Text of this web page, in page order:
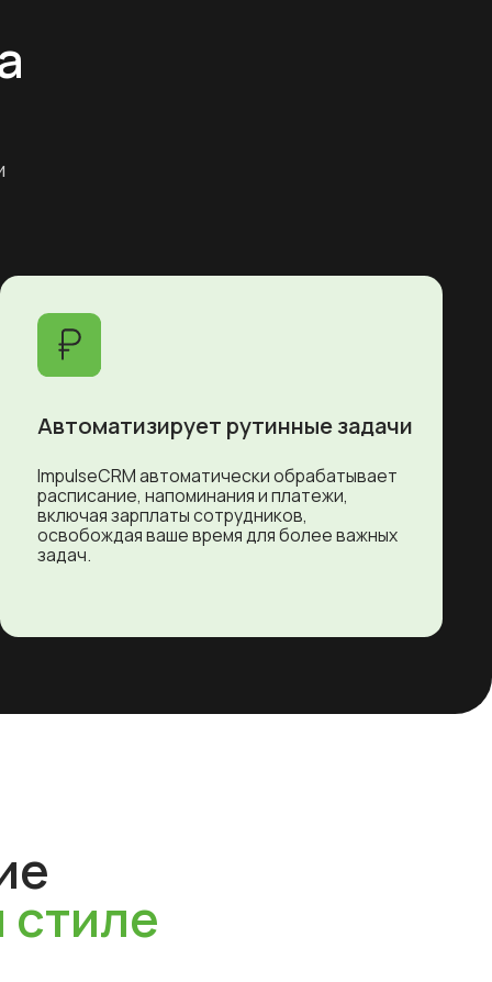
рутинные задачи
автоматически обрабатывает
напоминания и платежи,
сотрудников,
ваше время для более важных